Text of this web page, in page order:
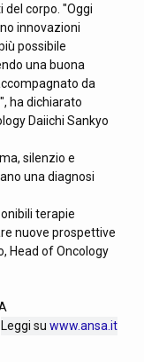
corpo. "Oggi
innovazioni
possibile
una buona
da
ha dichiarato
Daiichi Sankyo
silenzio e
una diagnosi
terapie
nuove prospettive
Head of Oncology
Leggi su www.ansa.it